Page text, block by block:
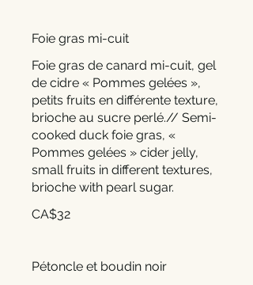
Foie gras mi-cuit
Foie gras de canard mi-cuit, gel
de cidre « Pommes gelées »,
petits fruits en différente texture,
brioche au sucre perlé.// Semi-
cooked duck foie gras, «
Pommes gelées » cider jelly,
small fruits in different textures,
brioche with pearl sugar.
CA$32
Pétoncle et boudin noir